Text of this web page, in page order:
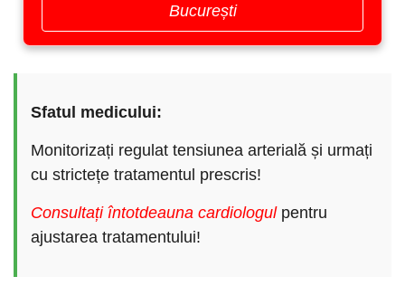
București
Sfatul medicului:
Monitorizați regulat tensiunea arterială și urmați
cu strictețe tratamentul prescris!
Consultați întotdeauna cardiologulpentru
ajustarea tratamentului!